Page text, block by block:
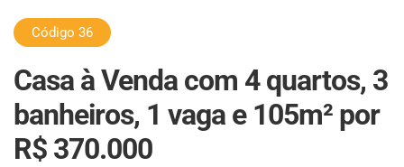
Código 36
Casa à Venda com 4 quartos, 3
banheiros, 1 vaga e 105m² por
R$ 370.000